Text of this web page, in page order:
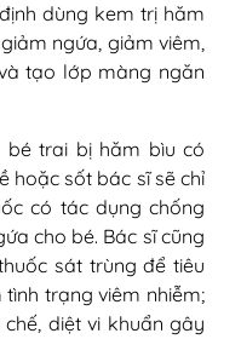
dùng kem trị hăm
ngứa, giảm viêm,
tạo lớp màng ngăn
bé trai bị hăm bìu có
hoặc sốt bác sĩ sẽ chỉ
có tác dụng chống
cho bé. Bác sĩ cũng
sát trùng để tiêu
trạng viêm nhiễm;
diệt vi khuẩn gây